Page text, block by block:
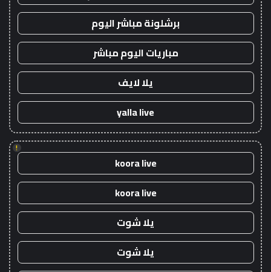
برشلونة مباشر اليوم
مباريات اليوم مباشر
يلا لايف
yalla live
!
koora live
koora live
يلا شوت
يلا شوت